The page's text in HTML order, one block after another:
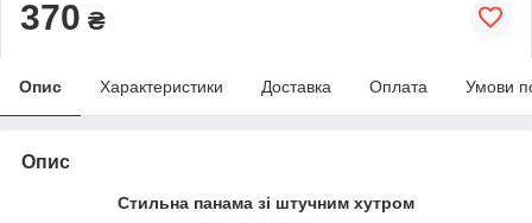
370 ₴
Опис Характеристики Доставка Оплата Умови
Опис
Стильна панама зі штучним хутром